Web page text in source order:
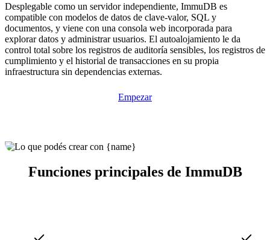
Desplegable como un servidor independiente, ImmuDB es
compatible con modelos de datos de clave-valor, SQL y
documentos, y viene con una consola web incorporada para
explorar datos y administrar usuarios. El autoalojamiento le da
control total sobre los registros de auditoría sensibles, los registros de
cumplimiento y el historial de transacciones en su propia
infraestructura sin dependencias externas.
Empezar
Funciones principales de ImmuDB